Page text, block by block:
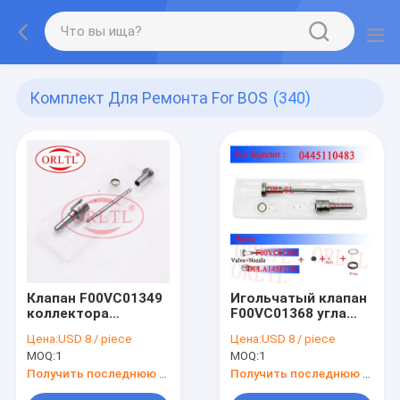
Комплект Для Ремонта For BOS (340)
Клапан F00VC01349
коллектора
топлива
комплектов для
ремонта
DLLA155P1493
Цена:USD 8 / piece
MOQ:1
Игольчатый клапан
F00VC01368 угла
DLLA145P2301
давления ORLTL
высокий
(0433172301) на
Цена:USD 8 / piece
MOQ:1